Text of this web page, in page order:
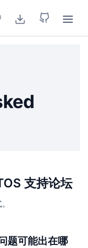
支持论坛
题可能出在哪